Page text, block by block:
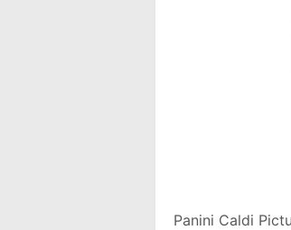
Panini Caldi